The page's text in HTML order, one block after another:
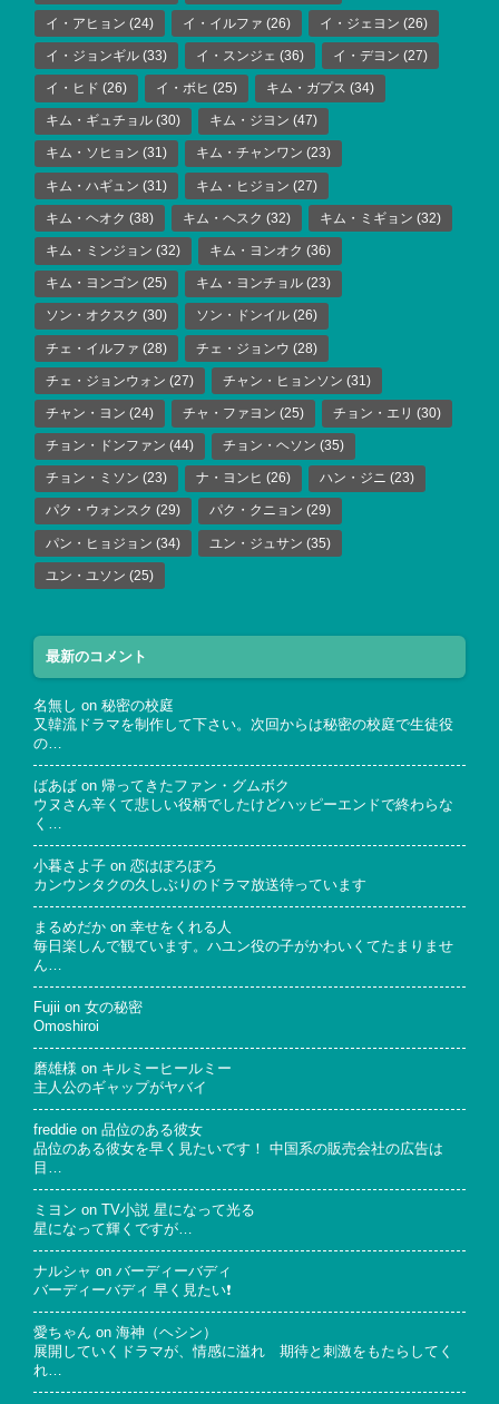
イ・アヒョン (24) イ・イルファ (26) イ・ジェヨン (26)
イ・ジョンギル (33) イ・スンジェ (36) イ・デヨン (27)
イ・ヒド (26) イ・ボヒ (25) キム・ガプス (34)
キム・ギュチョル (30) キム・ジヨン (47)
キム・ソヒョン (31) キム・チャンワン (23)
キム・ハギュン (31) キム・ヒジョン (27)
キム・ヘオク (38) キム・ヘスク (32) キム・ミギョン (32)
キム・ミンジョン (32) キム・ヨンオク (36)
キム・ヨンゴン (25) キム・ヨンチョル (23)
ソン・オクスク (30) ソン・ドンイル (26)
チェ・イルファ (28) チェ・ジョンウ (28)
チェ・ジョンウォン (27) チャン・ヒョンソン (31)
チャン・ヨン (24) チャ・ファヨン (25) チョン・エリ (30)
チョン・ドンファン (44) チョン・ヘソン (35)
チョン・ミソン (23) ナ・ヨンヒ (26) ハン・ジニ (23)
パク・ウォンスク (29) パク・クニョン (29)
パン・ヒョジョン (34) ユン・ジュサン (35)
ユン・ユソン (25)
最新のコメント
名無し on 秘密の校庭
又韓流ドラマを制作して下さい。次回からは秘密の校庭で生徒役
の…
ばあば on 帰ってきたファン・グムボク
ウヌさん辛くて悲しい役柄でしたけどハッピーエンドで終わらな
く…
小暮さよ子 on 恋はぽろぽろ
カンウンタクの久しぶりのドラマ放送待っています
まるめだか on 幸せをくれる人
毎日楽しんで観ています。ハユン役の子がかわいくてたまりませ
ん…
Fujii on 女の秘密
Omoshiroi
磨雄様 on キルミーヒールミー
主人公のギャップがヤバイ
freddie on 品位のある彼女
品位のある彼女を早く見たいです！ 中国系の販売会社の広告は
目…
ミヨン on TV小説 星になって光る
星になって輝くですが…
ナルシャ on バーディーバディ
バーディーバディ 早く見たい❗
愛ちゃん on 海神（ヘシン）
展開していくドラマが、情感に溢れ 期待と刺激をもたらしてく
れ…